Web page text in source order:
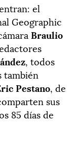
el
Geographic
Braulio
, todos
también
Pestano, de
sus
85 días de